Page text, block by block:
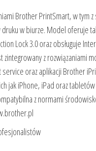
Brother PrintSmart, w tym
w biurze. Model oferuje
Lock 3.0 oraz obsługuje
z rozwiązaniami
oraz aplikacji Brother
jak iPhone, iPad oraz
z normami